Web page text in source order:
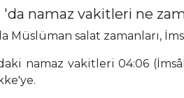
namaz vakitleri ne
Müslüman salat zamanları,
namaz vakitleri 04:06